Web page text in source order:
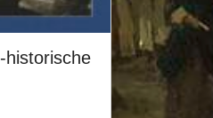
historische